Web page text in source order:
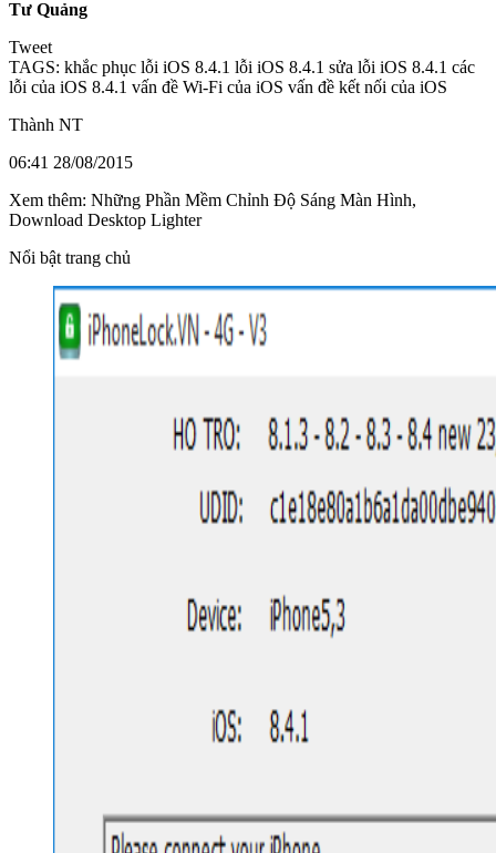
Tư Quảng
Tweet
TAGS: khắc phục lỗi iOS 8.4.1 lỗi iOS 8.4.1 sửa lỗi iOS 8.4.1 các
lỗi của iOS 8.4.1 vấn đề Wi-Fi của iOS vấn đề kết nối của iOS
Thành NT
06:41 28/08/2015
Xem thêm: Những Phần Mềm Chỉnh Độ Sáng Màn Hình,
Download Desktop Lighter
Nổi bật trang chủ